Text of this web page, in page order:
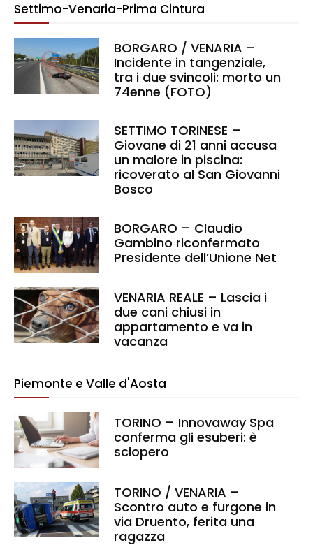
Settimo-Venaria-Prima Cintura
BORGARO / VENARIA –
Incidente in tangenziale,
tra i due svincoli: morto un
74enne (FOTO)
SETTIMO TORINESE –
Giovane di 21 anni accusa
un malore in piscina:
ricoverato al San Giovanni
Bosco
BORGARO – Claudio
Gambino riconfermato
Presidente dell’Unione Net
VENARIA REALE – Lascia i
due cani chiusi in
appartamento e va in
vacanza
Piemonte e Valle d'Aosta
TORINO – Innovaway Spa
conferma gli esuberi: è
sciopero
TORINO / VENARIA –
Scontro auto e furgone in
via Druento, ferita una
ragazza